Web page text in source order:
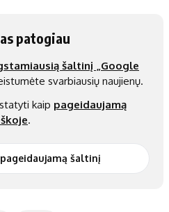
patogiau
šaltinį „Google
svarbiausių naujienų.
kaip pageidaujamą
.
šaltinį